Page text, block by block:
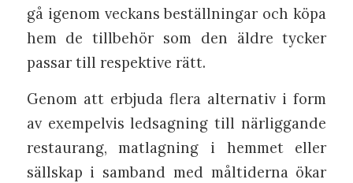
gå igenom veckans beställningar och köpa
hem de tillbehör som den äldre tycker
passar till respektive rätt.
Genom att erbjuda flera alternativ i form
av exempelvis ledsagning till närliggande
restaurang, matlagning i hemmet eller
sällskap i samband med måltiderna ökar